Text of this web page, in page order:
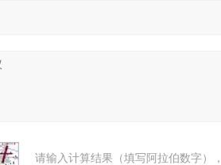
请输入计算结果（填写阿拉伯数字）